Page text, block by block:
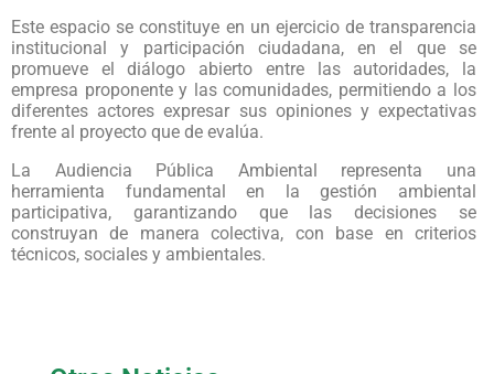
Este espacio se constituye en un ejercicio de transparencia
institucional y participación ciudadana, en el que se
promueve el diálogo abierto entre las autoridades, la
empresa proponente y las comunidades, permitiendo a los
diferentes actores expresar sus opiniones y expectativas
frente al proyecto que de evalúa.
La Audiencia Pública Ambiental representa una
herramienta fundamental en la gestión ambiental
participativa, garantizando que las decisiones se
construyan de manera colectiva, con base en criterios
técnicos, sociales y ambientales.